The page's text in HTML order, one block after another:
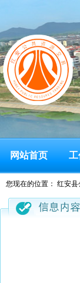
网站首页 工
您现在的位置： 红安县